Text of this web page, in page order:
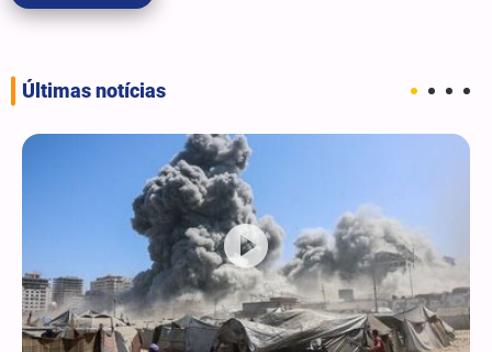
Últimas notícias